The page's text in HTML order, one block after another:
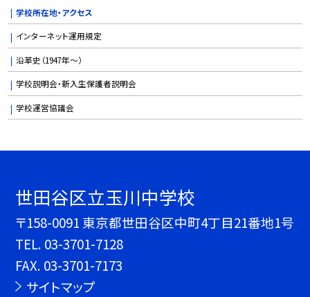
学校所在地・アクセス
インターネット運用規定
沿革史（1947年〜）
学校説明会・新入生保護者説明会
学校運営協議会
世田谷区立玉川中学校
〒158-0091 東京都世田谷区中町4丁目21番地1号
TEL. 03-3701-7128
FAX. 03-3701-7173
サイトマップ